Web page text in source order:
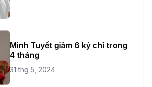
Minh Tuyết giảm 6 ký chỉ trong
4 tháng
31 thg 5, 2024